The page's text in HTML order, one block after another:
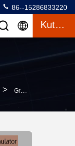
86--15286833220
Kutipan
> Granulator Pupuk Organik 380v Dengan Gigi Pengaduk Untuk Granulasi Langsung Kelembaban Pakan 20%-40%